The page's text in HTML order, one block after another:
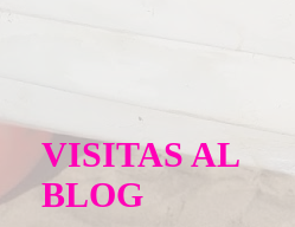
VISITAS AL
BLOG